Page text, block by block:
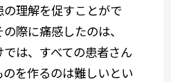
の理解を促すことがで
際に痛感したのは、
は、すべての患者さん
を作るのは難しいとい